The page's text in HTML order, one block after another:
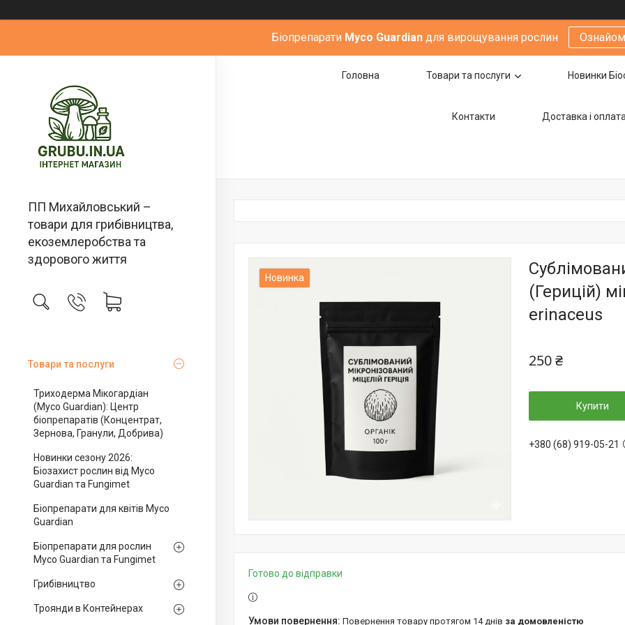
Біопрепарати Мyco Guardian для вирощування рослин
ПП Михайловський –
товари для грибівництва,
екоземлеробства та
здорового життя
Товари та послуги
Триходерма Мікогардіан
(Myco Guardian): Центр
біопрепаратів (Концентрат,
Зернова, Гранули, Добрива)
Новинки сезону 2026:
Біозахист рослин від Myco
Guardian та Fungimet
Біопрепарати для квітів Myco
Guardian
Біопрепарати для рослин
Myco Guardian та Fungimet
Грибівництво
Троянди в Контейнерах
Головна Товари та послуги Новинки
Контакти Доставка i оплата
Новинка
(Герицій)
erinaceus
250 ₴
Купити
+380 (68) 919-05-21
Готово до відправки
повернення товару протягом 14 днів за домовленістю